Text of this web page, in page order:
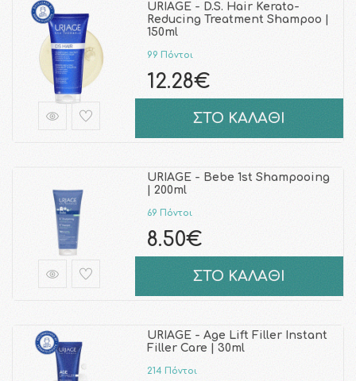
URIAGE - D.S. Hair Kerato-
Reducing Treatment Shampoo |
150ml
99 Πόντοι
12.28€
ΣΤΟ ΚΑΛΑΘΙ
URIAGE - Bebe 1st Shampooing
| 200ml
69 Πόντοι
8.50€
ΣΤΟ ΚΑΛΑΘΙ
URIAGE - Age Lift Filler Instant
Filler Care | 30ml
214 Πόντοι